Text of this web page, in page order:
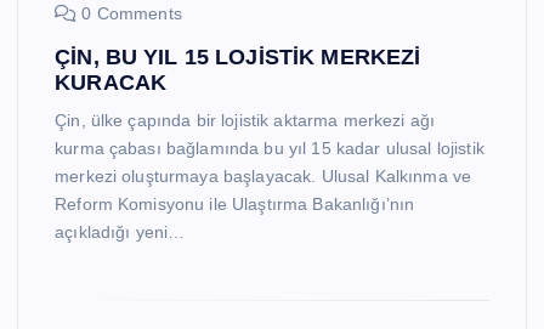
0 Comments
ÇİN, BU YIL 15 LOJİSTİK MERKEZİ
KURACAK
Çin, ülke çapında bir lojistik aktarma merkezi ağı
kurma çabası bağlamında bu yıl 15 kadar ulusal lojistik
merkezi oluşturmaya başlayacak. Ulusal Kalkınma ve
Reform Komisyonu ile Ulaştırma Bakanlığı’nın
açıkladığı yeni…